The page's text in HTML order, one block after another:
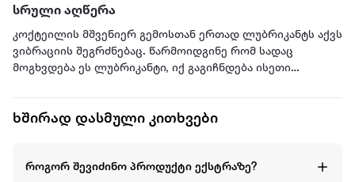
სრული აღწერა
კოქტეილის მშვენიერ გემოსთან ერთად ლუბრიკანტს აქვს
ვიბრაციის შეგრძნებაც. წარმოიდგინე რომ სადაც
მოგხვდება ეს ლუბრიკანტი, იქ გაგიჩნდება ისეთი
არის უფრო ძლიერი ორგაზმის გარანტი!
ხშირად დასმული კითხვები
როგორ შევიძინო პროდუქტი ექსტრაზე?